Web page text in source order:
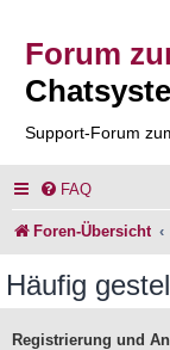
Forum
Support-Forum
FAQ
Foren-Übersicht
Häufig
Registrierung und